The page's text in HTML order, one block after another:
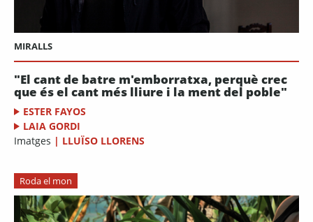
MIRALLS
"El cant de batre m'emborratxa, perquè crec
que és el cant més lliure i la ment del poble"
ESTER FAYOS
LAIA GORDI
Imatges | LLUÏSO LLORENS
Roda el mon